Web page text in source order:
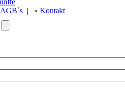
AGB´s | » Kontakt